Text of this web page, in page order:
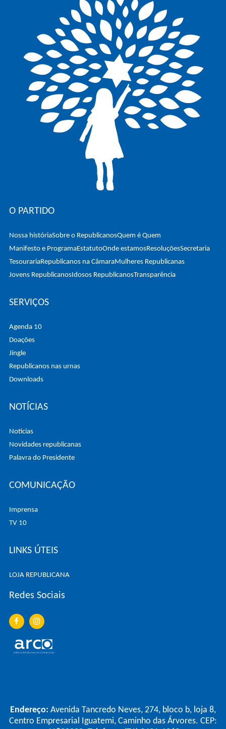
O PARTIDO
Nossa históriaSobre o RepublicanosQuem é Quem
Manifesto e ProgramaEstatutoOnde estamosResoluçõesSecretaria
TesourariaRepublicanos na CâmaraMulheres Republicanas
Jovens RepublicanosIdosos RepublicanosTransparência
SERVIÇOS
Agenda 10
Doações
Jingle
Republicanos nas urnas
Downloads
NOTÍCIAS
Noticias
Novidades republicanas
Palavra do Presidente
COMUNICAÇÃO
Imprensa
TV 10
LINKS ÚTEIS
LOJA REPUBLICANA
Redes Sociais
Endereço: Avenida Tancredo Neves, 274, bloco b, loja 8,
Centro Empresarial Iguatemi, Caminho das Árvores. CEP: